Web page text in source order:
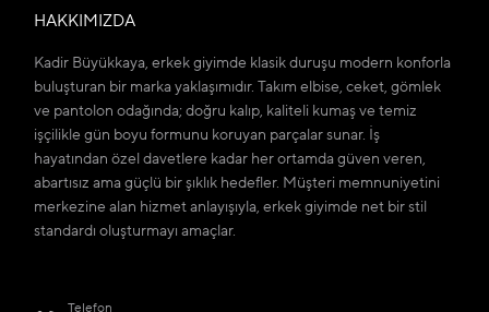
HAKKIMIZDA
Kadir Büyükkaya, erkek giyimde klasik duruşu modern konforla
buluşturan bir marka yaklaşımıdır. Takım elbise, ceket, gömlek
ve pantolon odağında; doğru kalıp, kaliteli kumaş ve temiz
işçilikle gün boyu formunu koruyan parçalar sunar. İş
hayatından özel davetlere kadar her ortamda güven veren,
abartısız ama güçlü bir şıklık hedefler. Müşteri memnuniyetini
merkezine alan hizmet anlayışıyla, erkek giyimde net bir stil
standardı oluşturmayı amaçlar.
Telefon